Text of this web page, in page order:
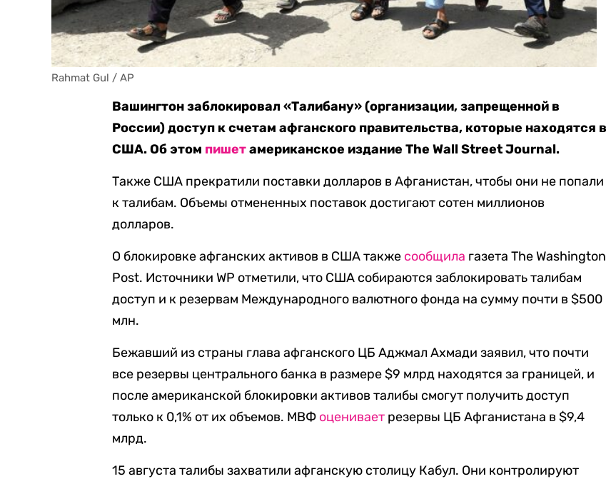
Rahmat Gul / AP
Вашингтон заблокировал «Талибану» (организации, запрещенной в
России) доступ к счетам афганского правительства, которые находятся в
США. Об этом пишетамериканское издание The Wall Street Journal.
Также США прекратили поставки долларов в Афганистан, чтобы они не попали
к талибам. Объемы отмененных поставок достигают сотен миллионов
долларов.
О блокировке афганских активов в США также сообщила газета The Washington
Post. Источники WP отметили, что США собираются заблокировать талибам
доступ и к резервам Международного валютного фонда на сумму почти в $500
млн.
Бежавший из страны глава афганского ЦБ Аджмал Ахмади заявил, что почти
все резервы центрального банка в размере $9 млрд находятся за границей, и
после американской блокировки активов талибы смогут получить доступ
только к 0,1% от их объемов. МВФ оценивает резервы ЦБ Афганистана в $9,4
млрд.
15 августа талибы захватили афганскую столицу Кабул. Они контролируют